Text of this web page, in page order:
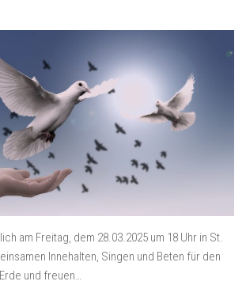
am Freitag, dem 28.03.2025 um 18 Uhr in St.
Innehalten, Singen und Beten für den
und freuen…